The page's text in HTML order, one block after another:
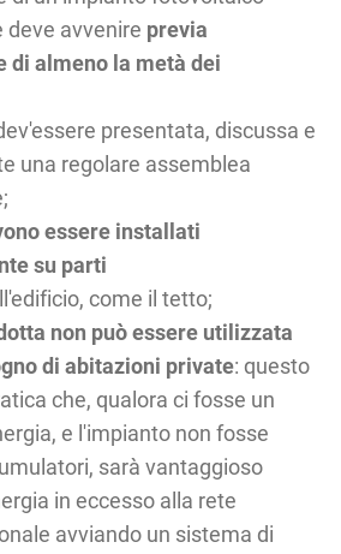
deve avvenire previa
di almeno la metà dei
presentata, discussa e
una regolare assemblea
essere installati
su parti
come il tetto;
non può essere utilizzata
di abitazioni private: questo
che, qualora ci fosse un
e l'impianto non fosse
sarà vantaggioso
in eccesso alla rete
avviando un sistema di